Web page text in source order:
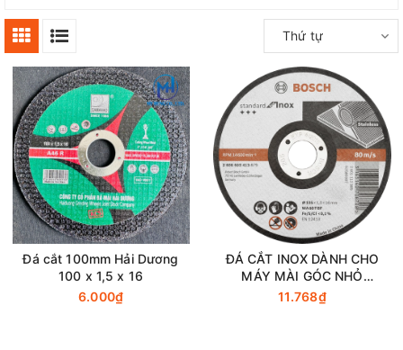
Thứ tự
Đá cắt 100mm Hải Dương
100 x 1,5 x 16
6.000₫
ĐÁ CẮT INOX DÀNH CHO
MÁY MÀI GÓC NHỎ
2608603413 105MM
11.768₫